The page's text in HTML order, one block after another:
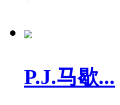
P.J.马歇...